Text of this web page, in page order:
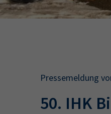
Pressemeldung
50. IHK